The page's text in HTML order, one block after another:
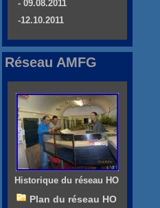
- 09.08.2011
-12.10.2011
Réseau AMFG
Historique du réseau HO
Plan du réseau HO